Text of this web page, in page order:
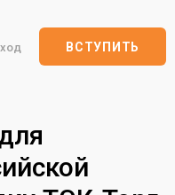
ВСТУПИТЬ